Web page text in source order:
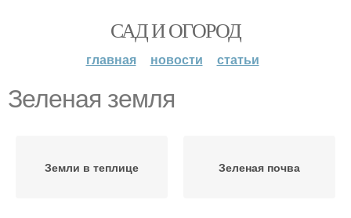
САД И ОГОРОД
главная новости статьи
Зеленая земля
Земли в теплице Зеленая почва